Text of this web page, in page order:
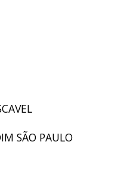
SÃO PAULO